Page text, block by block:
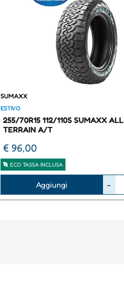
SUMAXX
ESTIVO
255/70R15 112/110S SUMAXX ALL
TERRAIN A/T
€ 96,00
ECO TASSA INCLUSA
Aggiungi